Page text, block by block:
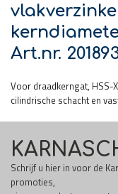
Art.nr.
Voor draadkerngat, HSS-
cilindrische schacht en
Schrijf u hier in voor de
promoties,